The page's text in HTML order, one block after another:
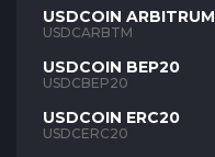
USDCOIN ARBITRUM
USDCARBTM
USDCOIN BEP20
USDCBEP20
USDCOIN ERC20
USDCERC20